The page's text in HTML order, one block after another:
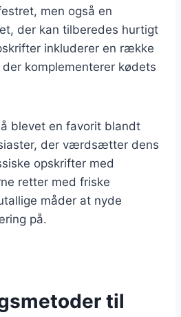
men også en
der kan tilberedes hurtigt
inkluderer en række
komplementerer kødets
blevet en favorit blandt
der værdsætter dens
opskrifter med
retter med friske
måder at nyde
på.
til